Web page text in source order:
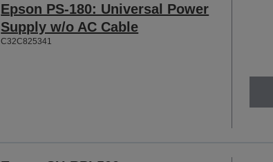
Epson PS-180: Universal Power
Supply w/o AC Cable
C32C825341